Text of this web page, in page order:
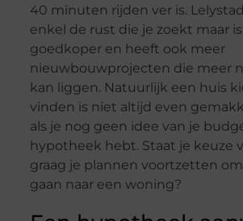
40 minuten rijden ver is.
enkel de rust die je zoekt maar
goedkoper en heeft ook meer
nieuwbouwprojecten die meer
kan liggen. Natuurlijk een huis
vinden is niet altijd even
als je nog geen idee van je
hypotheek hebt. Staat je keuze
graag je plannen voortzetten
gaan naar een woning?